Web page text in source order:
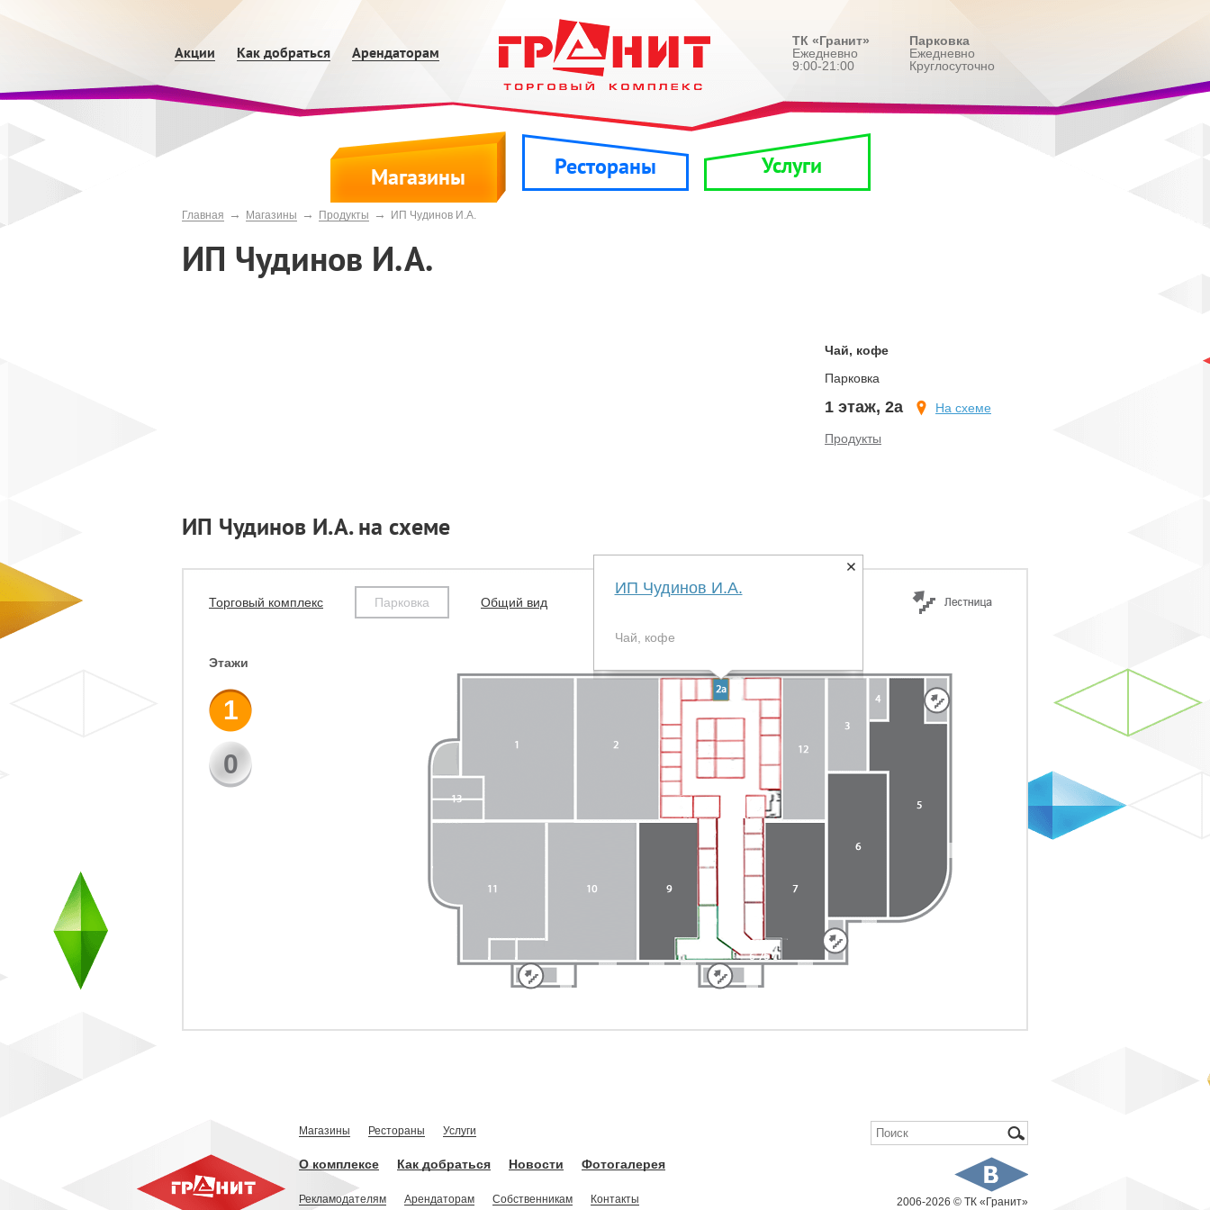
Акции Как добраться Арендаторам
ТК «Гранит»
Ежедневно
9:00-21:00
Парковка
Ежедневно
Круглосуточно
Магазины Рестораны Услуги
Главная → Магазины → Продукты → ИП Чудинов И.А.
ИП Чудинов И.А.
Чай, кофе
Парковка
1 этаж, 2а На схеме
Продукты
ИП Чудинов И.А. на схеме
Торговый комплекс Парковка Общий вид
Этажи
1
0
ИП Чудинов И.А.
Чай, кофе
2006-2026 © ТК «Гранит»
Форма поиска
Поиск
Магазины Рестораны Услуги
О комплексе Как добраться Новости Фотогалерея
Рекламодателям Арендаторам Собственникам Контакты